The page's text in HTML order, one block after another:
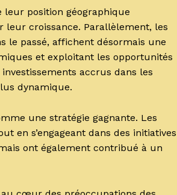
leur position géographique
leur croissance. Parallèlement, les
le passé, affichent désormais une
et exploitant les opportunités
accrus dans les
dynamique.
une stratégie gagnante. Les
en s’engageant dans des initiatives
ont également contribué à un